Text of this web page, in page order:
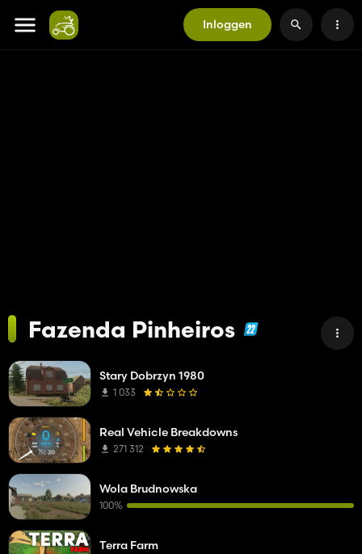
Inloggen
Fazenda Pinheiros
Stary Dobrzyn 1980
1 033
Real Vehicle Breakdowns
271 312
Wola Brudnowska
100%
Terra Farm